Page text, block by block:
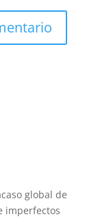
global de
imperfectos